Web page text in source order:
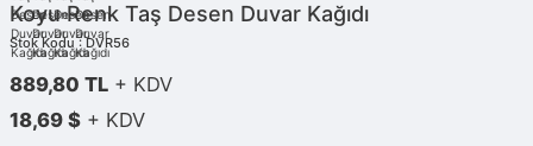
Koyu Renk Taş Desen Duvar Kağıdı
Stok Kodu : DVR56
889,80 TL + KDV
18,69 $ + KDV